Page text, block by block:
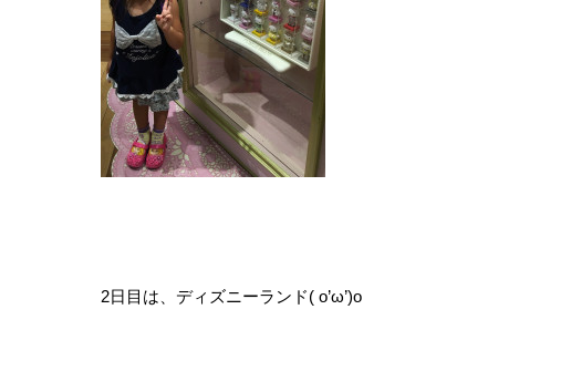
2日目は、ディズニーランド( o’ω’)o